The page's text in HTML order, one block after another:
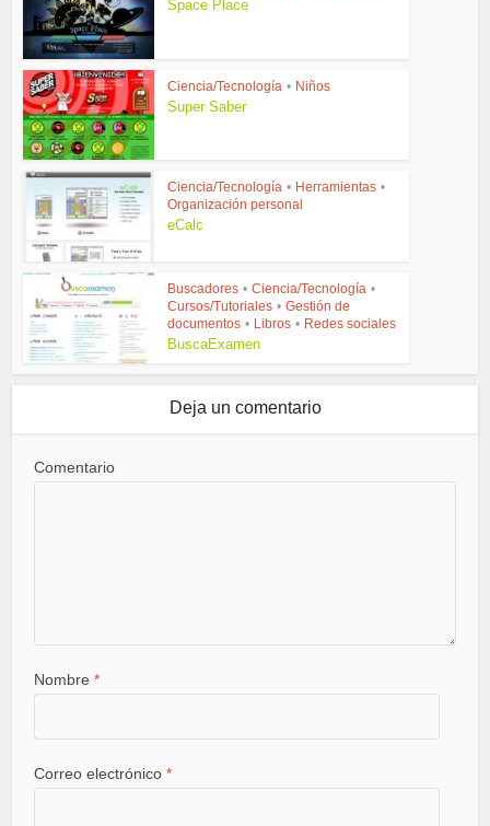
Space Place
Ciencia/Tecnología • Niños
Super Saber
Ciencia/Tecnología • Herramientas •
Organización personal
eCalc
Buscadores • Ciencia/Tecnología •
Cursos/Tutoriales • Gestión de
documentos • Libros • Redes sociales
BuscaExamen
Deja un comentario
Comentario
Nombre*
Correo electrónico*